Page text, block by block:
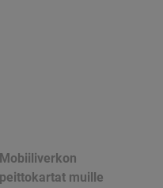
Mobiiliverkon
peittokartat muille